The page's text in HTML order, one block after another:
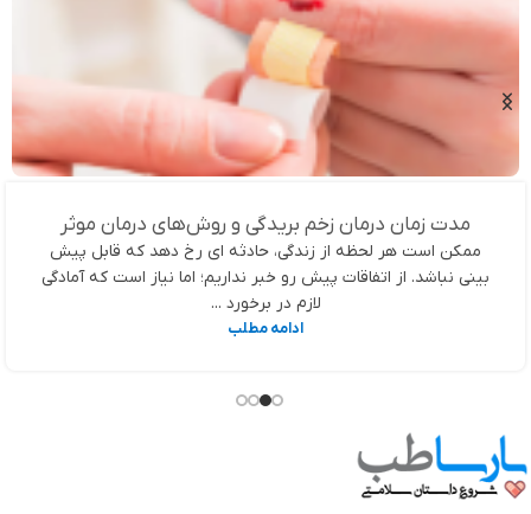
مدت زمان درمان زخم بریدگی و روش‌های درمان موثر
ممکن است هر لحظه از زندگی، حادثه ای رخ دهد که قابل پیش
بینی نباشد. از اتفاقات پیش رو خبر نداریم؛ اما نیاز است که آمادگی
لازم در برخورد ...
ادامه مطلب